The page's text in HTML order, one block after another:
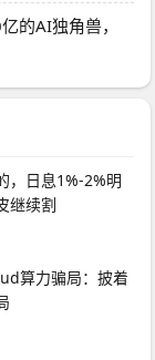
的AI独角兽，
，日息1%-2%明
继续割
算力骗局：披着